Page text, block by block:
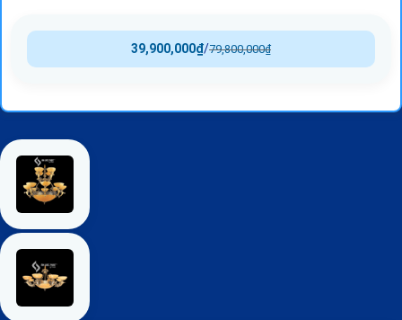
79,800,000₫
/
39,900,000₫